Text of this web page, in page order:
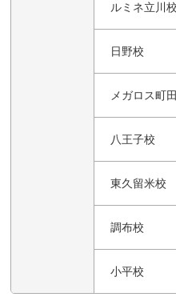
ルミネ立川校
日野校
メガロス町
八王子校
東久留米校
調布校
小平校